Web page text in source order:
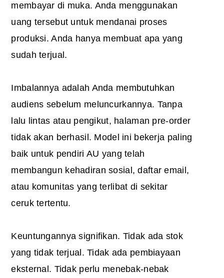
membayar di muka. Anda menggunakan
uang tersebut untuk mendanai proses
produksi. Anda hanya membuat apa yang
sudah terjual.
Imbalannya adalah Anda membutuhkan
audiens sebelum meluncurkannya. Tanpa
lalu lintas atau pengikut, halaman pre-order
tidak akan berhasil. Model ini bekerja paling
baik untuk pendiri AU yang telah
membangun kehadiran sosial, daftar email,
atau komunitas yang terlibat di sekitar
ceruk tertentu.
Keuntungannya signifikan. Tidak ada stok
yang tidak terjual. Tidak ada pembiayaan
eksternal. Tidak perlu menebak-nebak